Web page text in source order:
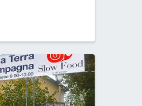
DI SOMMACAMPAGNA}
FOOD DOMENICA 4 MAGGIO}